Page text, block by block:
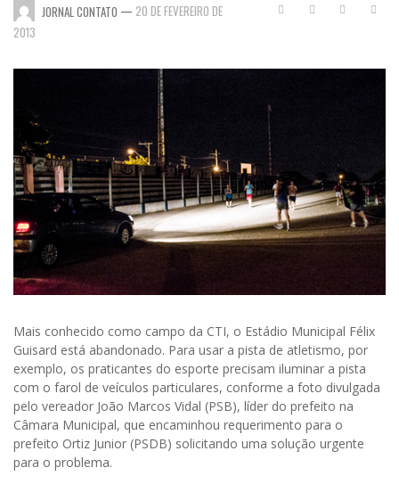
JORNAL CONTATO — 20 DE FEVEREIRO DE
2013
Mais conhecido como campo da CTI, o Estádio Municipal Félix
Guisard está abandonado. Para usar a pista de atletismo, por
exemplo, os praticantes do esporte precisam iluminar a pista
com o farol de veículos particulares, conforme a foto divulgada
pelo vereador João Marcos Vidal (PSB), líder do prefeito na
Câmara Municipal, que encaminhou requerimento para o
prefeito Ortiz Junior (PSDB) solicitando uma solução urgente
para o problema.